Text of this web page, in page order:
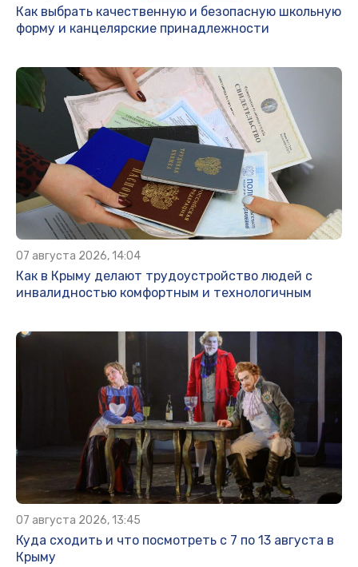
Как выбрать качественную и безопасную школьную
форму и канцелярские принадлежности
07 августа 2026, 14:04
Как в Крыму делают трудоустройство людей с
инвалидностью комфортным и технологичным
07 августа 2026, 13:45
Куда сходить и что посмотреть с 7 по 13 августа в
Крыму